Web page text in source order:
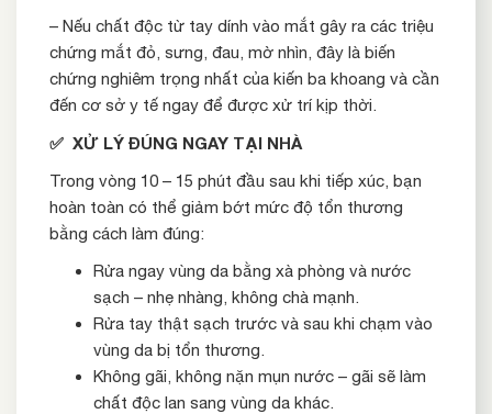
– Nếu chất độc từ tay dính vào mắt gây ra các triệu
chứng mắt đỏ, sưng, đau, mờ nhìn, đây là biến
chứng nghiêm trọng nhất của kiến ba khoang và cần
đến cơ sở y tế ngay để được xử trí kịp thời.
✅ XỬ LÝ ĐÚNG NGAY TẠI NHÀ
Trong vòng 10 – 15 phút đầu sau khi tiếp xúc, bạn
hoàn toàn có thể giảm bớt mức độ tổn thương
bằng cách làm đúng:
Rửa ngay vùng da bằng xà phòng và nước
sạch – nhẹ nhàng, không chà mạnh.
Rửa tay thật sạch trước và sau khi chạm vào
vùng da bị tổn thương.
Không gãi, không nặn mụn nước – gãi sẽ làm
chất độc lan sang vùng da khác.